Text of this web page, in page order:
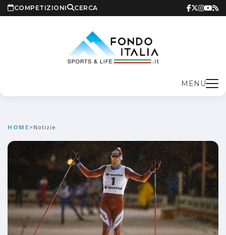
COMPETIZIONI CERCA
MENU
HOME > Notizie